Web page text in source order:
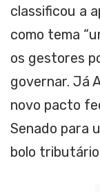
classificou a
como tema
os gestores
governar. Já
novo pacto
Senado para
bolo